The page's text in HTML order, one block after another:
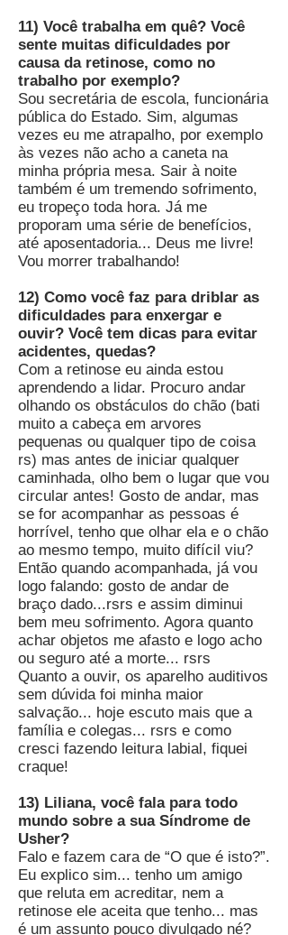
11) Você trabalha em quê? Você
sente muitas dificuldades por
causa da retinose, como no
trabalho por exemplo?
Sou secretária de escola, funcionária
pública do Estado. Sim, algumas
vezes eu me atrapalho, por exemplo
às vezes não acho a caneta na
minha própria mesa. Sair à noite
também é um tremendo sofrimento,
eu tropeço toda hora. Já me
proporam uma série de benefícios,
até aposentadoria... Deus me livre!
Vou morrer trabalhando!
12) Como você faz para driblar as
dificuldades para enxergar e
ouvir? Você tem dicas para evitar
acidentes, quedas?
Com a retinose eu ainda estou
aprendendo a lidar. Procuro andar
olhando os obstáculos do chão (bati
muito a cabeça em arvores
pequenas ou qualquer tipo de coisa
rs) mas antes de iniciar qualquer
caminhada, olho bem o lugar que vou
circular antes! Gosto de andar, mas
se for acompanhar as pessoas é
horrível, tenho que olhar ela e o chão
ao mesmo tempo, muito difícil viu?
Então quando acompanhada, já vou
logo falando: gosto de andar de
braço dado...rsrs e assim diminui
bem meu sofrimento. Agora quanto
achar objetos me afasto e logo acho
ou seguro até a morte... rsrs
Quanto a ouvir, os aparelho auditivos
sem dúvida foi minha maior
salvação... hoje escuto mais que a
família e colegas... rsrs e como
cresci fazendo leitura labial, fiquei
craque!
13) Liliana, você fala para todo
mundo sobre a sua Síndrome de
Usher?
Falo e fazem cara de “O que é isto?”.
Eu explico sim... tenho um amigo
que reluta em acreditar, nem a
retinose ele aceita que tenho... mas
é um assunto pouco divulgado né?